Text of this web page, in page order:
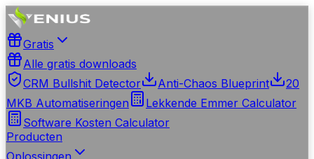
Gratis
Alle gratis downloads
CRM Bullshit Detector
Anti-Chaos Blueprint
20
MKB Automatiseringen
Lekkende Emmer Calculator
Software Kosten Calculator
Producten
Oplossingen